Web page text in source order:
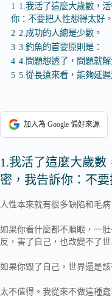
1 1.我活了這麼大歲數，
你：不要把人性想得太好。
2 2.成功的人總是少數。
3 3.釣魚的首要原則是：
4 4.問題想透了，問題就解
5 5.從長遠來看，能夠延
加入為 Google 偏好來源
1.我活了這麼大歲
密，我告訴你：不
人性本來就有很多缺陷和毛病
如果你看什麼都不順眼，一
反，害了自己，也改變不了世
如果你毀了自己，世界還是
太不值得。我從來不做這種蠢